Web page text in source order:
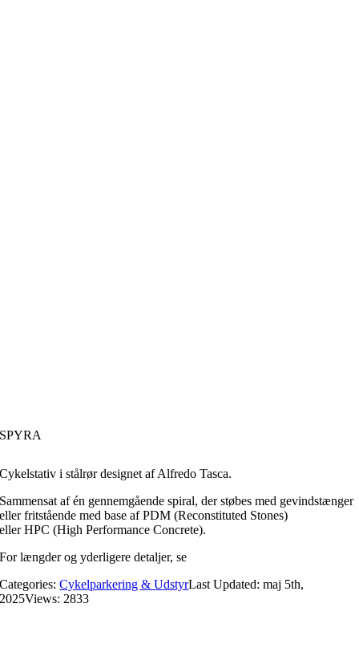
SPYRA
Cykelstativ i stålrør designet af Alfredo Tasca.
Sammensat af én gennemgående spiral, der støbes med gevindstænger
eller fritstående med base af PDM (Reconstituted Stones)
eller HPC (High Performance Concrete).
For længder og yderligere detaljer, se
Categories:Cykelparkering & UdstyrLast Updated: maj 5th,
2025Views: 2833